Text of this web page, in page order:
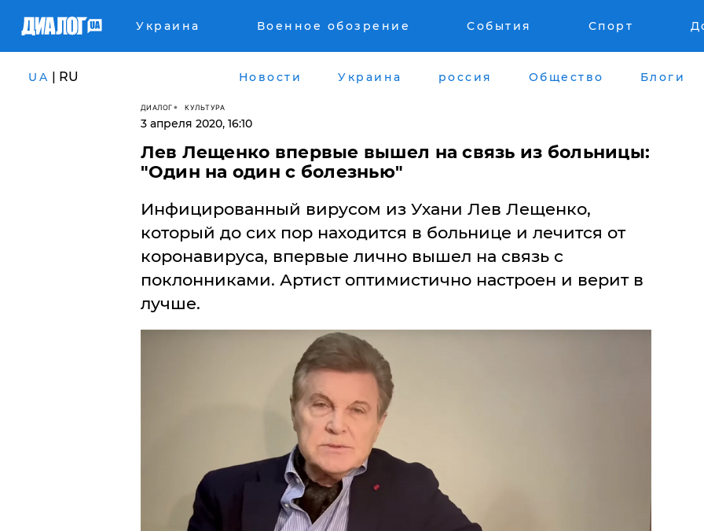
Украина Военное обозрение События Спорт
UA | RU Новости Украина россия Общество Блоги
ДИАЛОГ КУЛЬТУРА
3 апреля 2020, 16:10
Лев Лещенко впервые вышел на связь из больницы:
"Один на один с болезнью"
Инфицированный вирусом из Ухани Лев Лещенко,
который до сих пор находится в больнице и лечится от
коронавируса, впервые лично вышел на связь с
поклонниками. Артист оптимистично настроен и верит в
лучше.